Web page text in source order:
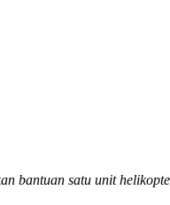
bantuan satu unit